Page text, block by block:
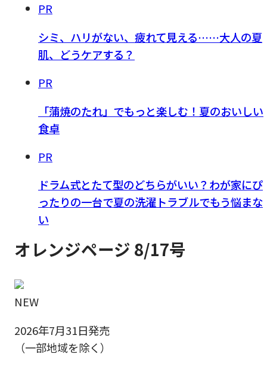
PR
シミ、ハリがない、疲れて見える……大人の夏
肌、どうケアする？
PR
「蒲焼のたれ」でもっと楽しむ！夏のおいしい
食卓
PR
ドラム式とたて型のどちらがいい？わが家にぴ
ったりの一台で夏の洗濯トラブルでもう悩まな
い
オレンジページ 8/17号
NEW
2026年7月31日発売
（一部地域を除く）